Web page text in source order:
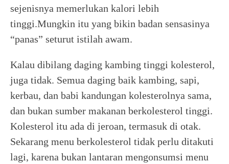
sejenisnya memerlukan kalori lebih
tinggi.Mungkin itu yang bikin badan sensasinya
“panas” seturut istilah awam.
Kalau dibilang daging kambing tinggi kolesterol,
juga tidak. Semua daging baik kambing, sapi,
kerbau, dan babi kandungan kolesterolnya sama,
dan bukan sumber makanan berkolesterol tinggi.
Kolesterol itu ada di jeroan, termasuk di otak.
Sekarang menu berkolesterol tidak perlu ditakuti
lagi, karena bukan lantaran mengonsumsi menu